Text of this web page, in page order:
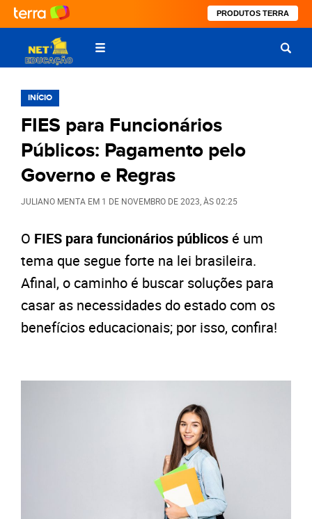
PRODUTOS TERRA
INÍCIO
FIES para Funcionários
Públicos: Pagamento pelo
Governo e Regras
JULIANO MENTA EM 1 DE NOVEMBRO DE 2023 , ÀS02:25
O FIES para funcionários públicos é um
tema que segue forte na lei brasileira.
Afinal, o caminho é buscar soluções para
casar as necessidades do estado com os
benefícios educacionais; por isso, confira!